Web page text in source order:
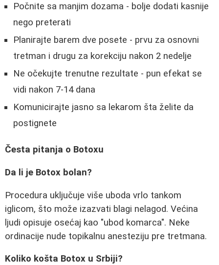
Počnite sa manjim dozama - bolje dodati kasnije
nego preterati
Planirajte barem dve posete - prvu za osnovni
tretman i drugu za korekciju nakon 2 nedelje
Ne očekujte trenutne rezultate - pun efekat se
vidi nakon 7-14 dana
Komunicirajte jasno sa lekarom šta želite da
postignete
Česta pitanja o Botoxu
Da li je Botox bolan?
Procedura uključuje više uboda vrlo tankom
iglicom, što može izazvati blagi nelagod. Većina
ljudi opisuje osećaj kao "ubod komarca". Neke
ordinacije nude topikalnu anesteziju pre tretmana.
Koliko košta Botox u Srbiji?